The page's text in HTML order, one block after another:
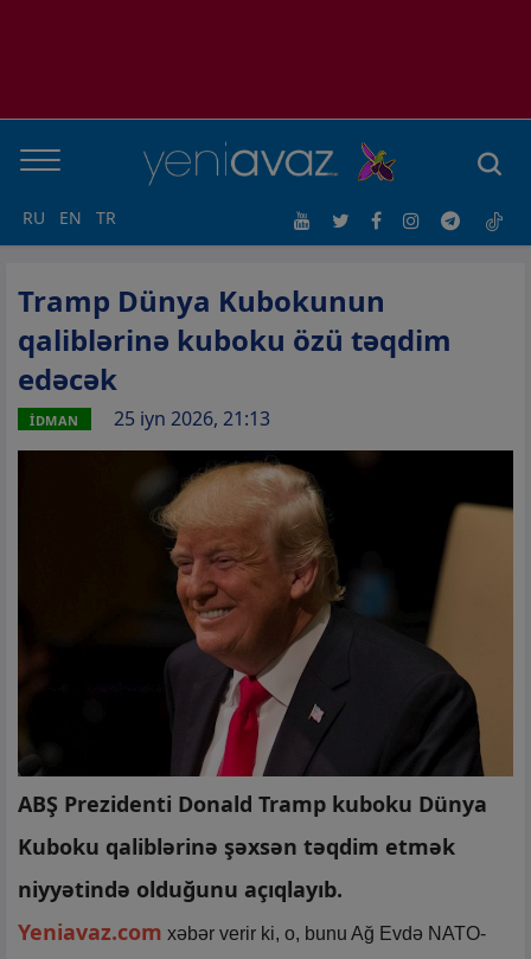
RU EN TR
Tramp Dünya Kubokunun
qaliblərinə kuboku özü təqdim
edəcək
İDMAN 25 iyn 2026, 21:13
ABŞ Prezidenti Donald Tramp kuboku Dünya
Kuboku qaliblərinə şəxsən təqdim etmək
niyyətində olduğunu açıqlayıb.
Yeniavaz.com xəbər verir ki, o, bunu Ağ Evdə NATO-